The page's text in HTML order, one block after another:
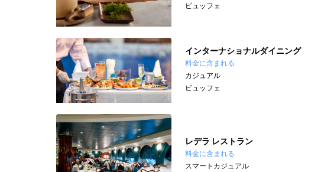
ビュッフェ
インターナショナルダイニング
料金に含まれる
カジュアル
ビュッフェ
レデラ レストラン
料金に含まれる
スマートカジュアル